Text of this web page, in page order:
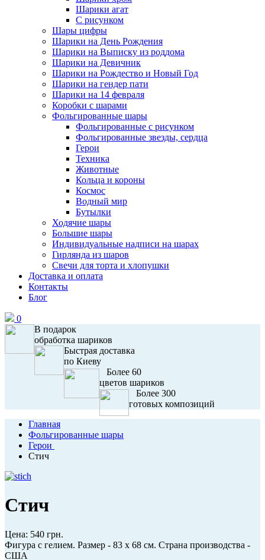
Шарики агат
С рисунком
Шары цифры
Шарики на День Рождения
Шарики на Выписку из роддома
Шарики на Девичник
Шарики на Рождество и Новый Год
Шарики на гендер пати
Шарики на 14 февраля
Коробки с шарами
Фольгированные шары
Фольгированные с рисунком
Фольгированные звезды, сердца
Герои
Техника
Животные
Кольца и короны
Космос
Водный мир
Бутылки
Ходячие шары
Большие шары
Индивидуальные надписи на шарах
Гирлянда из шаров
Свечи для торта и хлопушки
Доставка и оплата
Контакты
Блог
0
В подарок
обработка шариков
Быстрая доставка
по Киеву
Более 60
цветов шариков
Более 300
готовых композиций
Главная
Фольгированные шары
Герои
Стич
Стич
Цена: 540 грн.
Фигура с гелием. Размер - 83 x 68 см. Страна производства -
США